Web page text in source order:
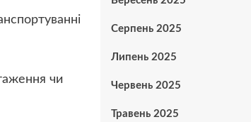
чи
Серпень 2025
Липень 2025
Червень 2025
Травень 2025